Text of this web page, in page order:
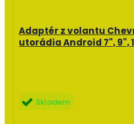
Adaptér z volantu
utorádia Android 7", 9",
Skladem